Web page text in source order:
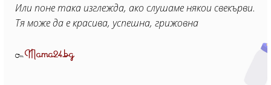
Или поне така изглежда, ако слушаме някои свекърви.
Тя може да е красива, успешна, грижовна
ОтMama24.bg